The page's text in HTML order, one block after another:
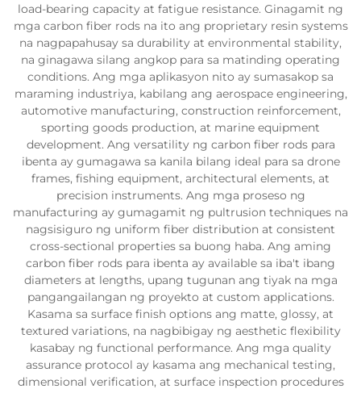
load-bearing capacity at fatigue resistance. Ginagamit ng
mga carbon fiber rods na ito ang proprietary resin systems
na nagpapahusay sa durability at environmental stability,
na ginagawa silang angkop para sa matinding operating
conditions. Ang mga aplikasyon nito ay sumasakop sa
maraming industriya, kabilang ang aerospace engineering,
automotive manufacturing, construction reinforcement,
sporting goods production, at marine equipment
development. Ang versatility ng carbon fiber rods para
ibenta ay gumagawa sa kanila bilang ideal para sa drone
frames, fishing equipment, architectural elements, at
precision instruments. Ang mga proseso ng
manufacturing ay gumagamit ng pultrusion techniques na
nagsisiguro ng uniform fiber distribution at consistent
cross-sectional properties sa buong haba. Ang aming
carbon fiber rods para ibenta ay available sa iba't ibang
diameters at lengths, upang tugunan ang tiyak na mga
pangangailangan ng proyekto at custom applications.
Kasama sa surface finish options ang matte, glossy, at
textured variations, na nagbibigay ng aesthetic flexibility
kasabay ng functional performance. Ang mga quality
assurance protocol ay kasama ang mechanical testing,
dimensional verification, at surface inspection procedures